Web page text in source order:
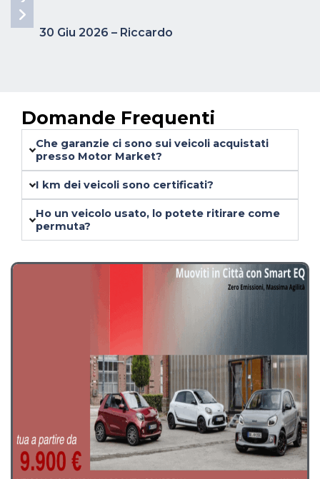
30 Giu 2026 – Riccardo
Domande Frequenti
Che garanzie ci sono sui veicoli acquistati
presso Motor Market?
I km dei veicoli sono certificati?
Ho un veicolo usato, lo potete ritirare come
permuta?